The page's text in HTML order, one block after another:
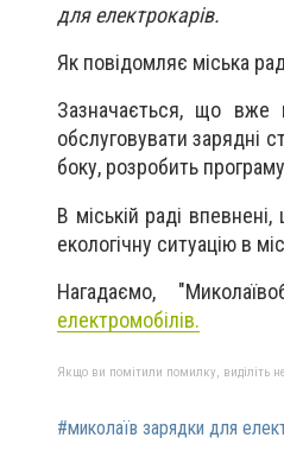
для електрокарів.
Як повідомляє міська
Зазначається, що вже
обслуговувати зарядні
боку, розробить
В міській раді
екологічну ситуацію в
Нагадаємо, "
електромобілів.
Якщо ви помітили помилку, виділіть
#миколаїв зарядки для